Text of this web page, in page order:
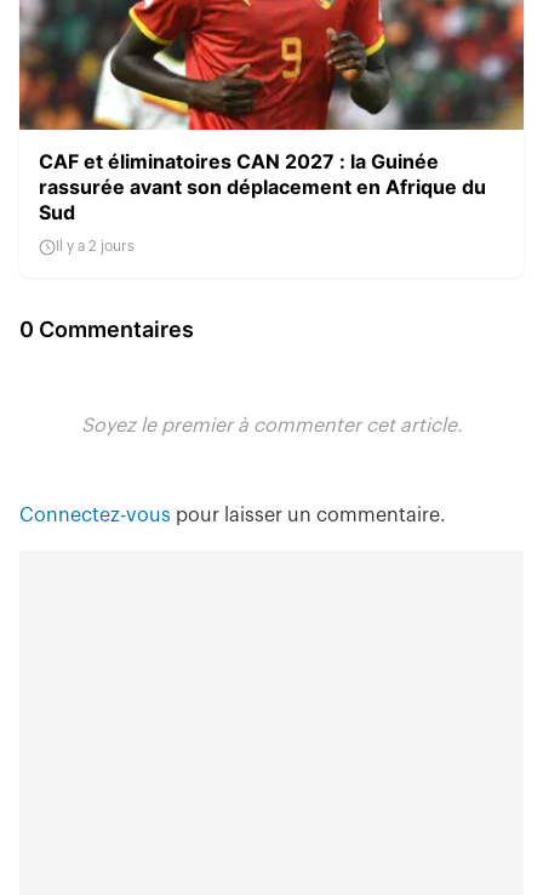
CAF et éliminatoires CAN 2027 : la Guinée
rassurée avant son déplacement en Afrique du
Sud
Il y a 2 jours
0 Commentaires
Soyez le premier à commenter cet article.
Connectez-vous pour laisser un commentaire.